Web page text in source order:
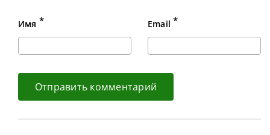
Имя * Email *